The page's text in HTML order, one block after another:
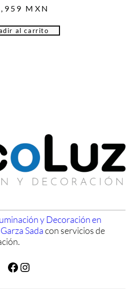
MXN
al carrito
y Decoración en
Garza Sadacon servicios de
Facebook Instagram